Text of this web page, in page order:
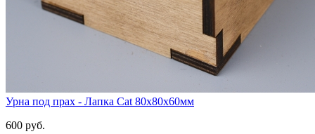
Урна под прах - Лапка Cat 80х80х60мм
600 руб.